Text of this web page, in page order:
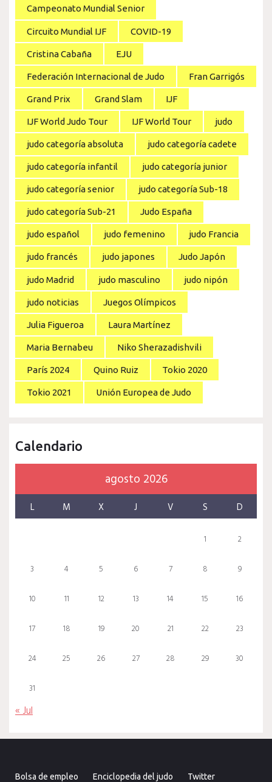
Campeonato Mundial Senior
Circuito Mundial IJF COVID-19
Cristina Cabaña EJU
Federación Internacional de Judo Fran Garrigós
Grand Prix Grand Slam IJF
IJF World Judo Tour IJF World Tour judo
judo categoría absoluta judo categoría cadete
judo categoría infantil judo categoría junior
judo categoría senior judo categoría Sub-18
judo categoría Sub-21 Judo España
judo español judo femenino judo Francia
judo francés judo japones Judo Japón
judo Madrid judo masculino judo nipón
judo noticias Juegos Olímpicos
Julia Figueroa Laura Martínez
Maria Bernabeu Niko Sherazadishvili
París 2024 Quino Ruiz Tokio 2020
Tokio 2021 Unión Europea de Judo
Calendario
agosto 2026
L M X J V S D
1 2
3 4 5 6 7 8 9
10 11 12 13 14 15 16
17 18 19 20 21 22 23
24 25 26 27 28 29 30
31
« Jul
Bolsa de empleo Enciclopedia del judo Twitter